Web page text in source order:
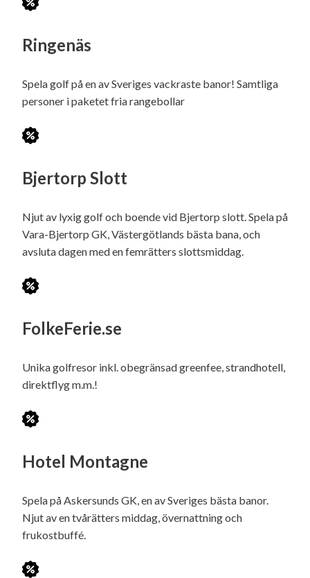
Ringenäs
Spela golf på en av Sveriges vackraste banor! Samtliga
personer i paketet fria rangebollar
Bjertorp Slott
Njut av lyxig golf och boende vid Bjertorp slott. Spela på
Vara-Bjertorp GK, Västergötlands bästa bana, och
avsluta dagen med en femrätters slottsmiddag.
FolkeFerie.se
Unika golfresor inkl. obegränsad greenfee, strandhotell,
direktflyg m.m.!
Hotel Montagne
Spela på Askersunds GK, en av Sveriges bästa banor.
Njut av en tvårätters middag, övernattning och
frukostbuffé.